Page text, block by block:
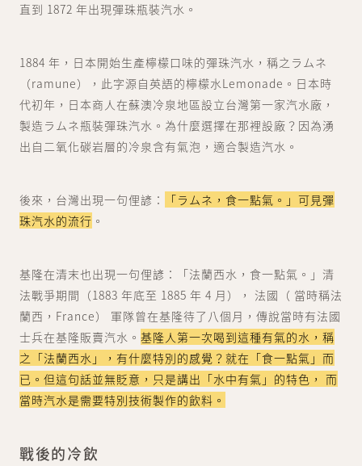
直到 1872 年出現彈珠瓶裝汽水。
1884 年，日本開始生產檸檬口味的彈珠汽水，稱之ラムネ
（ramune），此字源自英語的檸檬水Lemonade。日本時
代初年，日本商人在蘇澳冷泉地區設立台灣第一家汽水廠，
製造ラムネ瓶裝彈珠汽水。為什麼選擇在那裡設廠？因為湧
出自二氧化碳岩層的冷泉含有氣泡，適合製造汽水。
後來，台灣出現一句俚諺：
「ラムネ，食一點氣。」可見彈
珠汽水的流行 。
基隆在清末也出現一句俚諺：「法蘭西水，食一點氣。」清
法戰爭期間（1883 年底至 1885 年 4 月）， 法國（ 當時稱法
蘭西，France） 軍隊曾在基隆待了八個月，傳說當時有法國
士兵在基隆販賣汽水。 基隆人第一次喝到這種有氣的水，稱
之「法蘭西水」，有什麼特別的感覺？就在「食一點氣」而
已。但這句話並無貶意，只是講出「水中有氣」的特色， 而
當時汽水是需要特別技術製作的飲料。
戰後的冷飲